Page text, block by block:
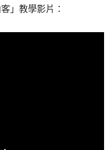
」教學影片：